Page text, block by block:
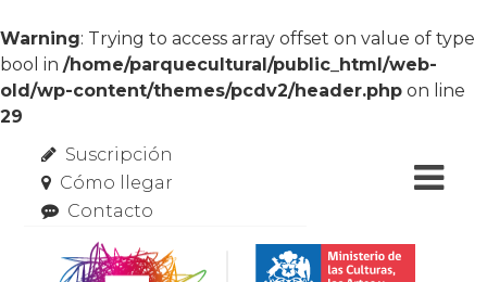
Warning: Trying to access array offset on value of type
bool in /home/parquecultural/public_html/web-
old/wp-content/themes/pcdv2/header.php on line
29
Suscripción
Cómo llegar
Contacto